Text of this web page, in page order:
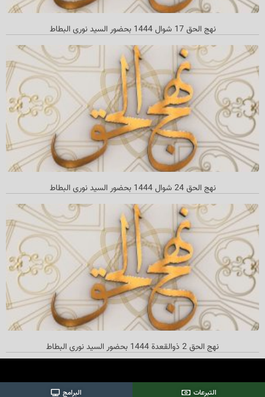
نهج الحق 17 شوال 1444 بحضور السید نوري البطاط
نهج الحق 24 شوال 1444 بحضور السيد نوري البطاط
نهج الحق 2 ذوالقعدة 1444 بحضور السيد نوري البطاط
التبرعات البرامج